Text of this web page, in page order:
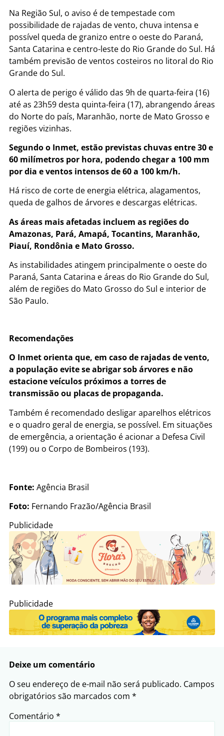
Na Região Sul, o aviso é de tempestade com
possibilidade de rajadas de vento, chuva intensa e
possível queda de granizo entre o oeste do Paraná,
Santa Catarina e centro-leste do Rio Grande do Sul. Há
também previsão de ventos costeiros no litoral do Rio
Grande do Sul.
O alerta de perigo é válido das 9h de quarta-feira (16)
até as 23h59 desta quinta-feira (17), abrangendo áreas
do Norte do país, Maranhão, norte de Mato Grosso e
regiões vizinhas.
Segundo o Inmet, estão previstas chuvas entre 30 e
60 milímetros por hora, podendo chegar a 100 mm
por dia e ventos intensos de 60 a 100 km/h.
Há risco de corte de energia elétrica, alagamentos,
queda de galhos de árvores e descargas elétricas.
As áreas mais afetadas incluem as regiões do
Amazonas, Pará, Amapá, Tocantins, Maranhão,
Piauí, Rondônia e Mato Grosso.
As instabilidades atingem principalmente o oeste do
Paraná, Santa Catarina e áreas do Rio Grande do Sul,
além de regiões do Mato Grosso do Sul e interior de
São Paulo.
Recomendações
O Inmet orienta que, em caso de rajadas de vento,
a população evite se abrigar sob árvores e não
estacione veículos próximos a torres de
transmissão ou placas de propaganda.
Também é recomendado desligar aparelhos elétricos
e o quadro geral de energia, se possível. Em situações
de emergência, a orientação é acionar a Defesa Civil
(199) ou o Corpo de Bombeiros (193).
Fonte: Agência Brasil
Foto: Fernando Frazão/Agência Brasil
Publicidade
Publicidade
Deixe um comentário
O seu endereço de e-mail não será publicado. Campos
obrigatórios são marcados com *
Comentário *